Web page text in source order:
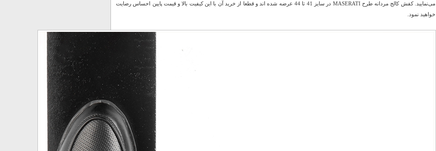
می‌نمایید. کفش کالج مردانه طرح MASERATI در سایز 41 تا 44 عرضه شده اند و قطعا از خرید آن با این کیفیت بالا و قیمت پایین احساس رضایت
خواهید نمود.